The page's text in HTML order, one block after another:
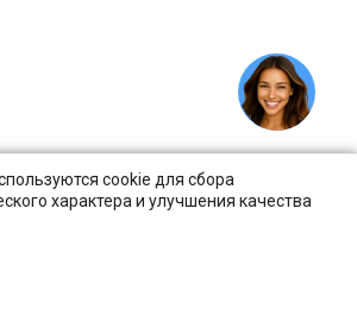
cookie для сбора
характера и улучшения качества